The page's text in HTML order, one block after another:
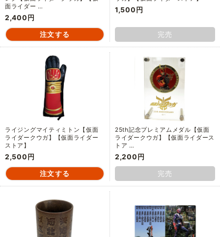
面ライダー …
2,400円
1,500円
完売
ライジングマイティミトン【仮面
ライダークウガ】【仮面ライダー
ストア】
2,500円
25th記念プレミアムメダル【仮面
ライダークウガ】【仮面ライダース
トア …
2,200円
完売